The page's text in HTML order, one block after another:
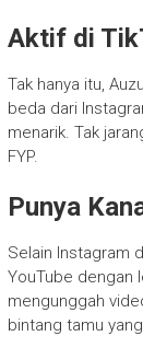
Aktif di
Tak hanya itu,
beda dari
menarik. Tak
FYP.
Punya
Selain Instagram
YouTube dengan
mengunggah
bintang tamu